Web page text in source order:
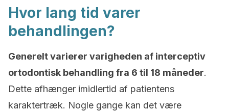
Hvor lang tid varer
behandlingen?
Generelt varierer varigheden af interceptiv
ortodontisk behandling fra 6 til 18 måneder.
Dette afhænger imidlertid af patientens
karaktertræk. Nogle gange kan det være